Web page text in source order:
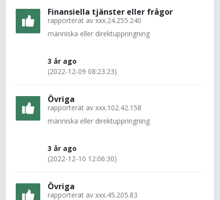
Finansiella tjänster eller frågor
rapporterat av xxx.24.255.240
människa eller direktuppringning
3 år ago
(2022-12-09 08:23:23)
Övriga
rapporterat av xxx.102.42.158
människa eller direktuppringning
3 år ago
(2022-12-10 12:06:30)
Övriga
rapporterat av xxx.45.205.83